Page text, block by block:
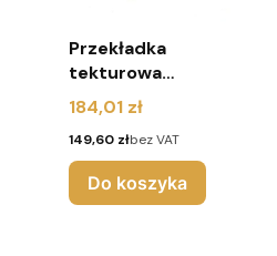
Przekładka
tekturowa
1100x765 mm 3W
(pakiet 80 sztuk)
Cena
184,01 zł
Cena
149,60 złbez VAT
Do koszyka